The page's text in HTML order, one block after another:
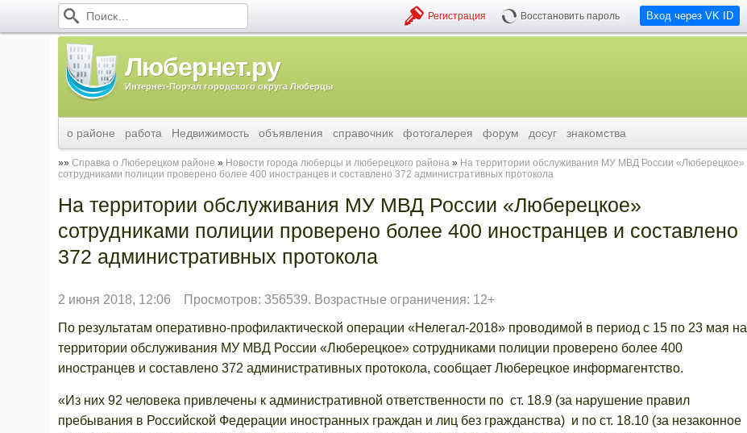
Вход через VK ID
Регистрация Восстановить пароль
Любернет.ру
Интернет-Портал городского округа Люберцы
о районе работа Недвижимость объявления справочник фотогалерея форум досуг знакомства
Справка о Люберецком районе Новости города люберцы и люберецкого района
На территории обслуживания МУ МВД России «Люберецкое»
сотрудниками полиции проверено более 400 иностранцев и составлено 372 административных протокола
На территории обслуживания МУ МВД России «Люберецкое»
сотрудниками полиции проверено более 400 иностранцев и составлено
372 административных протокола
2 июня 2018, 12:06 Просмотров: 356539. Возрастные ограничения: 12+
По результатам оперативно-профилактической операции «Нелегал-2018» проводимой в период с 15 по 23 мая на
территории обслуживания МУ МВД России «Люберецкое» сотрудниками полиции проверено более 400
иностранцев и составлено 372 административных протокола, сообщает Люберецкое информагентство.
«Из них 92 человека привлечены к административной ответственности по ст. 18.9 (за нарушение правил
пребывания в Российской Федерации иностранных граждан и лиц без гражданства) и по ст. 18.10 (за незаконное